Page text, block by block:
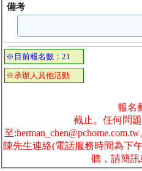
備考
※目前報名數：21
※承辦人其他活動
報名
截止。任何問
至
陳先生連絡(電話服務時間為下
聽，請簡訊